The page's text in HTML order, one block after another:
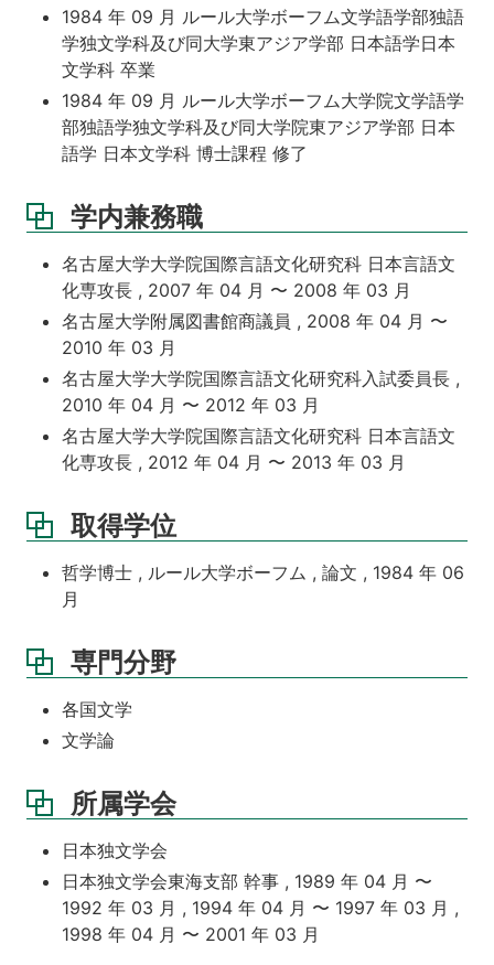
1984 年 09 月 ルール大学ボーフム文学語学部独語
学独文学科及び同大学東アジア学部 日本語学日本
文学科 卒業
1984 年 09 月 ルール大学ボーフム大学院文学語学
部独語学独文学科及び同大学院東アジア学部 日本
語学 日本文学科 博士課程 修了
学内兼務職
名古屋大学大学院国際言語文化研究科 日本言語文
化専攻長 , 2007 年 04 月 〜 2008 年 03 月
名古屋大学附属図書館商議員 , 2008 年 04 月 〜
2010 年 03 月
名古屋大学大学院国際言語文化研究科入試委員長 ,
2010 年 04 月 〜 2012 年 03 月
名古屋大学大学院国際言語文化研究科 日本言語文
化専攻長 , 2012 年 04 月 〜 2013 年 03 月
取得学位
哲学博士 , ルール大学ボーフム , 論文 , 1984 年 06
月
専門分野
各国文学
文学論
所属学会
日本独文学会
日本独文学会東海支部 幹事 , 1989 年 04 月 〜
1992 年 03 月 , 1994 年 04 月 〜 1997 年 03 月 ,
1998 年 04 月 〜 2001 年 03 月